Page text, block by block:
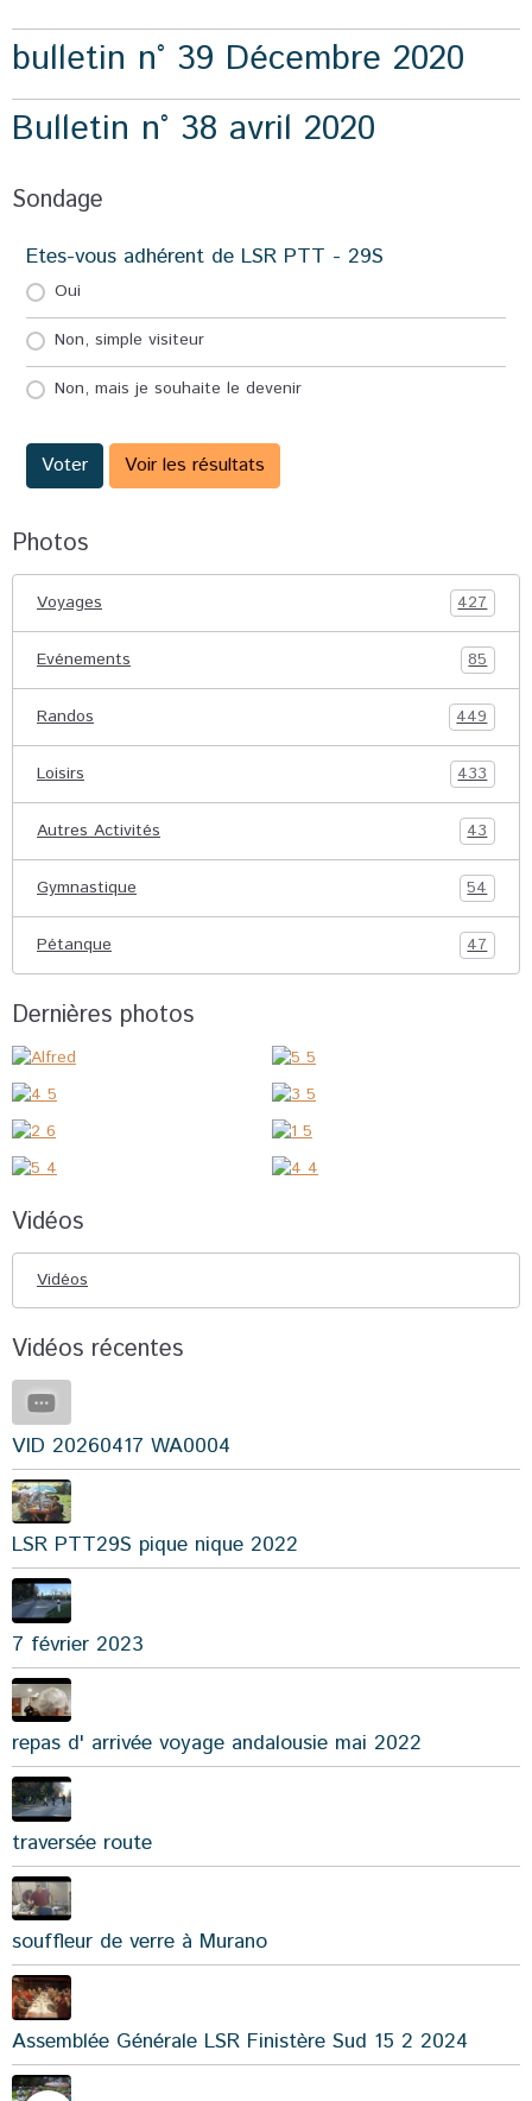
bulletin n° 39 Décembre 2020
Bulletin n° 38 avril 2020
Sondage
Etes-vous adhérent de LSR PTT - 29S
Oui
Non, simple visiteur
Non, mais je souhaite le devenir
Voter Voir les résultats
Photos
Voyages 427
Evénements 85
Randos 449
Loisirs 433
Autres Activités 43
Gymnastique 54
Pétanque 47
Dernières photos
Vidéos
Vidéos
Vidéos récentes
VID 20260417 WA0004
LSR PTT29S pique nique 2022
7 février 2023
repas d' arrivée voyage andalousie mai 2022
traversée route
souffleur de verre à Murano
Assemblée Générale LSR Finistère Sud 15 2 2024